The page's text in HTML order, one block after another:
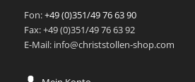
Fon:+49 (0)351/49 76 63 90
Fax: +49 (0)351/49 76 63 92
E-Mail: info@christstollen-shop.com